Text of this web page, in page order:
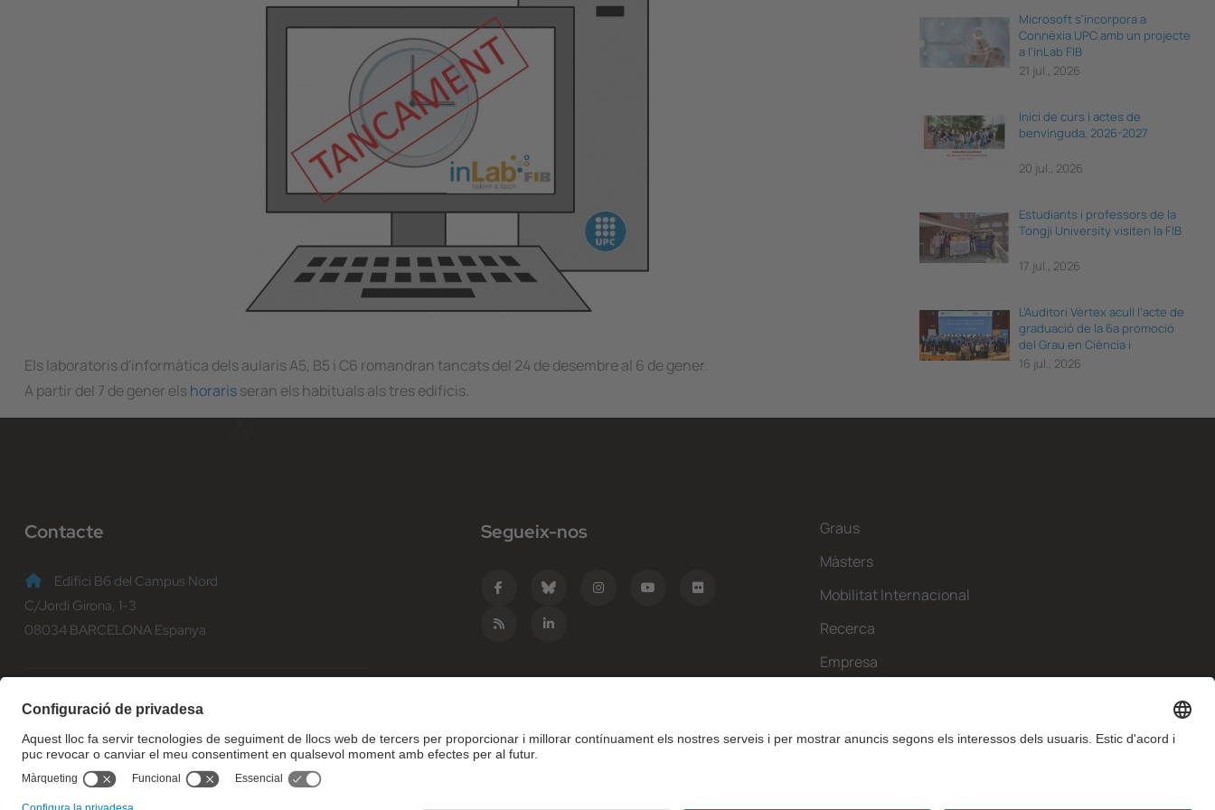
Els laboratoris d'informàtica dels aularis A5, B5 i C6 romandran tancats del 24 de desembre al 6 de gener.
A partir del 7 de gener elshorarisseran els habituals als tres edificis.
Microsoft s'incorpora a
Connèxia UPC amb un projecte
a l'inLab FIB
21 jul., 2026
Inici de curs i actes de
benvinguda, 2026-2027
20 jul., 2026
Estudiants i professors de la
Tongji University visiten la FIB
17 jul., 2026
L’Auditori Vèrtex acull l’acte de
graduació de la 6a promoció
del Grau en Ciència i
Enginyeria de Dades
16 jul., 2026
Contacte
Edifici B6 del Campus Nord
C/Jordi Girona, 1-3
08034 BARCELONA Espanya
informacio@fib.upc.edu
Segueix-nos
Graus
Màsters
Mobilitat Internacional
Recerca
Empresa